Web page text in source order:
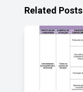
Related Posts